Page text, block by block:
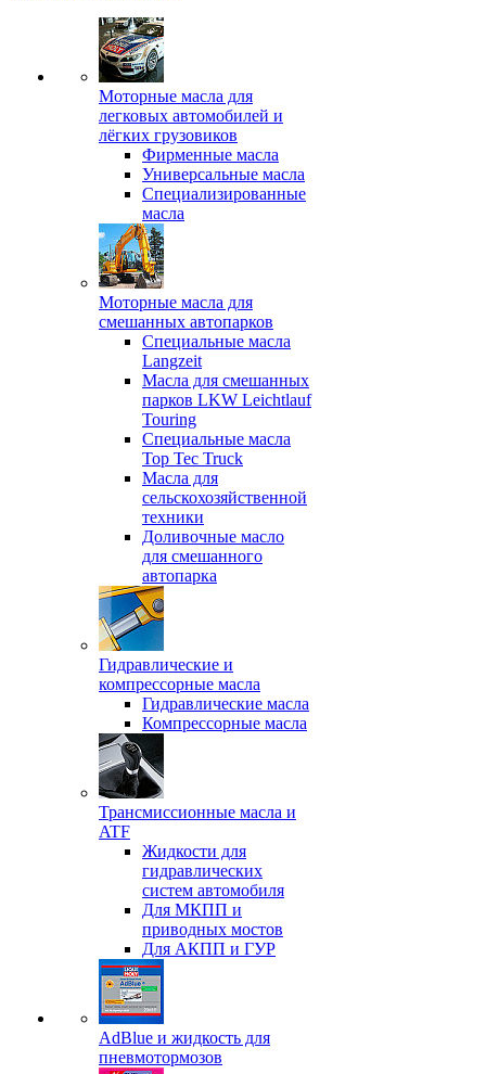
Моторные масла для
легковых автомобилей и
лёгких грузовиков
Фирменные масла
Универсальные масла
Специализированные
масла
Моторные масла для
смешанных автопарков
Специальные масла
Langzeit
Масла для смешанных
парков LKW Leichtlauf
Touring
Специальные масла
Top Tec Truck
Масла для
сельскохозяйственной
техники
Доливочные масло
для смешанного
автопарка
Гидравлические и
компрессорные масла
Гидравлические масла
Компрессорные масла
Трансмиссионные масла и
ATF
Жидкости для
гидравлических
систем автомобиля
Для МКПП и
приводных мостов
Для АКПП и ГУР
AdBlue и жидкость для
пневмотормозов